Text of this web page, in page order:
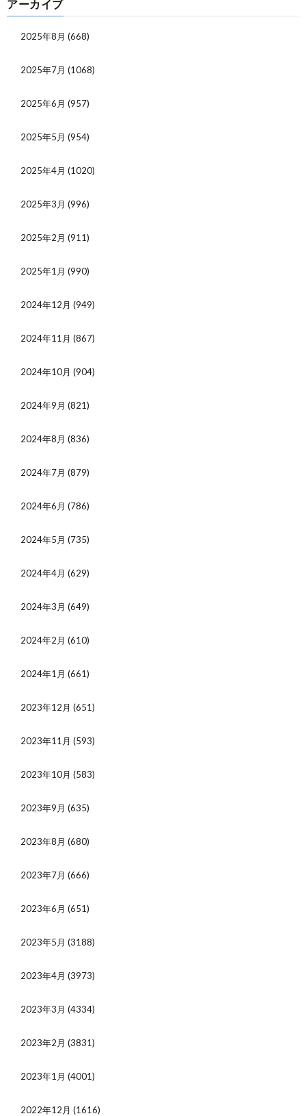
アーカイブ
2025年8月 (668)
2025年7月 (1068)
2025年6月 (957)
2025年5月 (954)
2025年4月 (1020)
2025年3月 (996)
2025年2月 (911)
2025年1月 (990)
2024年12月 (949)
2024年11月 (867)
2024年10月 (904)
2024年9月 (821)
2024年8月 (836)
2024年7月 (879)
2024年6月 (786)
2024年5月 (735)
2024年4月 (629)
2024年3月 (649)
2024年2月 (610)
2024年1月 (661)
2023年12月 (651)
2023年11月 (593)
2023年10月 (583)
2023年9月 (635)
2023年8月 (680)
2023年7月 (666)
2023年6月 (651)
2023年5月 (3188)
2023年4月 (3973)
2023年3月 (4334)
2023年2月 (3831)
2023年1月 (4001)
2022年12月 (1616)